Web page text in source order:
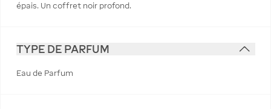
épais. Un coffret noir profond.
TYPE DE PARFUM
Eau de Parfum